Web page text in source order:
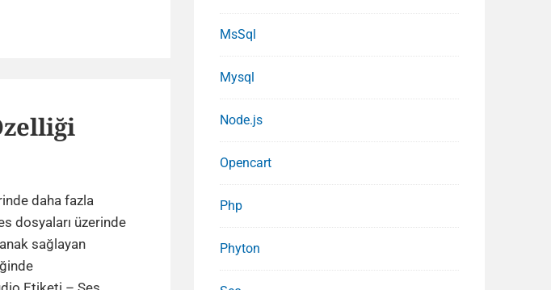
daha fazla
dosyaları üzerinde
sağlayan
MsSql
Mysql
Node.js
Opencart
Php
Phyton